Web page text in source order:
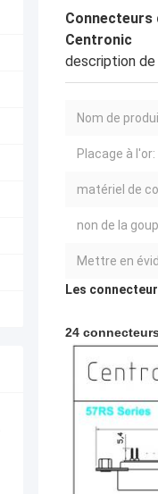
Connecteurs
Centronic
description de
Nom de
Placage à l'or:
matériel de
non de la
Mettre en
Les
24